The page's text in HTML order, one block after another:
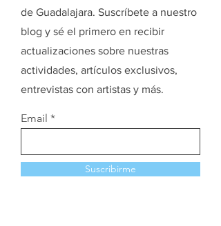
de Guadalajara. Suscríbete a nuestro
blog y sé el primero en recibir
actualizaciones sobre nuestras
actividades, artículos exclusivos,
entrevistas con artistas y más.
Email
Suscribirme